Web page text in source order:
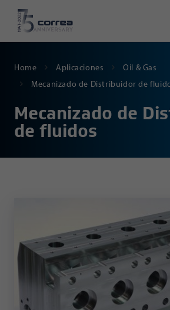
Home Aplicaciones
Oil & Gas
Mecanizado de Distribuidor de
Mecanizado de
de fluidos